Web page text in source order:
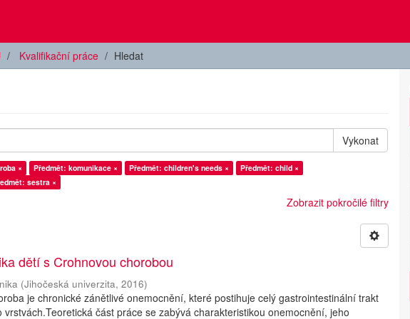
Kvalifikační práce Hledat
Vykonat
× Předmět: komunikace × Předmět: children's needs ×
Předmět: child ×
sestra ×
Zobrazit pokročilé filtry
dětí s Crohnovou chorobou
(Jihočeská univerzita,2016)
je chronické zánětlivé onemocnění, které postihuje celý gastrointestinální trakt
vrstvách.Teoretická část práce se zabývá charakteristikou onemocnění, jeho